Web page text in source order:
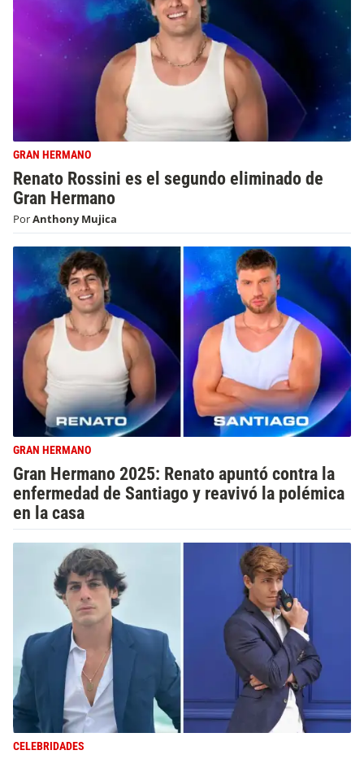
GRAN HERMANO
Renato Rossini es el segundo eliminado de
Gran Hermano
PorAnthony Mujica
GRAN HERMANO
Gran Hermano 2025: Renato apuntó contra la
enfermedad de Santiago y reavivó la polémica
en la casa
CELEBRIDADES